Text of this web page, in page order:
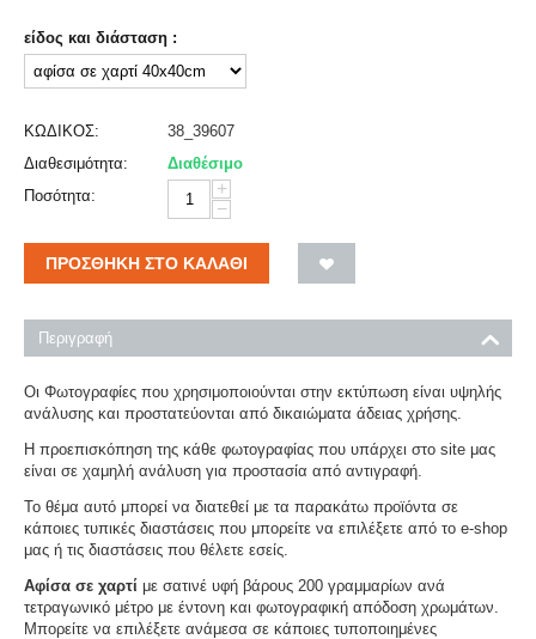
είδος και διάσταση :
ΚΩΔΙΚΟΣ:
38_39607
Διαθεσιμότητα:
Διαθέσιμο
Ποσότητα:
+
−
ΠΡΟΣΘΉΚΗ ΣΤΟ ΚΑΛΆΘΙ
Περιγραφή
Οι Φωτογραφίες που χρησιμοποιούνται στην εκτύπωση είναι υψηλής
ανάλυσης και προστατεύονται από δικαιώματα άδειας χρήσης.
Η προεπισκόπηση της κάθε φωτογραφίας που υπάρχει στο site μας
είναι σε χαμηλή ανάλυση για προστασία από αντιγραφή.
Το θέμα αυτό μπορεί να διατεθεί με τα παρακάτω προϊόντα σε
κάποιες τυπικές διαστάσεις που μπορείτε να επιλέξετε από το e-shop
μας ή τις διαστάσεις που θέλετε εσείς.
Αφίσα σε χαρτί με σατινέ υφή βάρους 200 γραμμαρίων ανά
τετραγωνικό μέτρο με έντονη και φωτογραφική απόδοση χρωμάτων.
Μπορείτε να επιλέξετε ανάμεσα σε κάποιες τυποποιημένες